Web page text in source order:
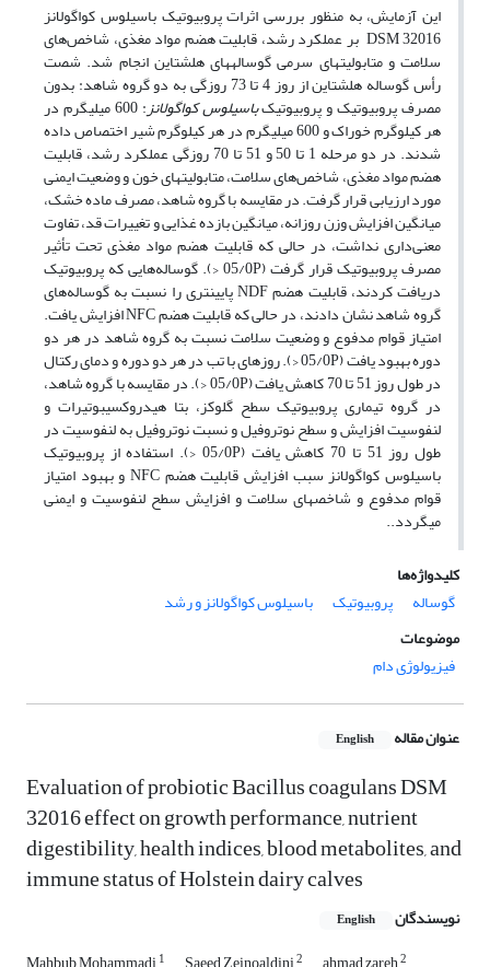
این آزمایش، به منظور بررسی اثرات پروبیوتیک باسیلوس کواگولانز
DSM 32016 بر عملکرد رشد، قابلیت هضم مواد مغذی، شاخص‌های
سلامت و متابولیتهای سرمی گوسالههای هلشتاین انجام شد. شصت
رأس گوساله هلشتاین از روز 4 تا 73 روزگی به دو گروه شاهد: بدون
مصرف پروبیوتیک و پروبیوتیکباسیلوس کواگولانز : 600 میلیگرم در
هر کیلوگرم خوراک و 600 میلیگرم در هر کیلوگرم شیر اختصاص داده
شدند. در دو مرحله 1 تا 50 و 51 تا 70 روزگی عملکرد رشد، قابلیت
هضم مواد مغذی، شاخص‌های سلامت، متابولیتهای خون و وضعیت ایمنی
مورد ارزیابی قرار گرفت. در مقایسه با گروه شاهد، مصرف ماده خشک،
میانگین افزایش وزن روزانه، میانگین بازده غذایی و تغییرات قد، تفاوت
معنی‌داری نداشت، در حالی که قابلیت هضم مواد مغذی تحت تأثیر
مصرف پروبیوتیک قرار گرفت (05/0P <). گوساله‌هایی که پروبیوتیک
دریافت کردند، قابلیت هضم NDF پایینتری را نسبت به گوساله‌های
گروه شاهد نشان دادند، در حالی که قابلیت هضم NFC افزایش یافت.
امتیاز قوام مدفوع و وضعیت سلامت نسبت به گروه شاهد در هر دو
دوره بهبود یافت (05/0P <). روزهای با تب در هر دو دوره و دمای رکتال
در طول روز 51 تا 70 کاهش یافت (05/0P <). در مقایسه با گروه شاهد،
در گروه تیماری پروبیوتیک سطح گلوکز، بتا هیدروکسیبوتیرات و
لنفوسیت افزایش و سطح نوتروفیل و نسبت نوتروفیل به لنفوسیت در
طول روز 51 تا 70 کاهش یافت (05/0P <). استفاده از پروبیوتیک
باسیلوس کواگولانز سبب افزایش قابلیت هضم NFC و بهبود امتیاز
قوام مدفوع و شاخصهای سلامت و افزایش سطح لنفوسیت و ایمنی
میگردد..
کلیدواژه‌ها
گوساله
پروبیوتیک
باسیلوس کواگولانز و رشد
موضوعات
فیزیولوژی دام
عنوان مقاله English
Evaluation of probiotic Bacillus coagulans DSM
32016 effect on growth performance, nutrient
digestibility, health indices, blood metabolites, and
immune status of Holstein dairy calves
نویسندگان English
1 2 2